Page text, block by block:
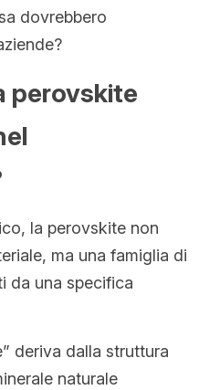
dovrebbero
perovskite
la perovskite non
ma una famiglia di
da una specifica
deriva dalla struttura
naturale